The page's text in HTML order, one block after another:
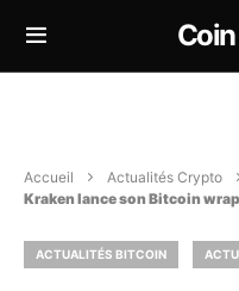
Accueil Actualités Crypto
Kraken lance son Bitcoin
ACTUALITÉS BITCOIN